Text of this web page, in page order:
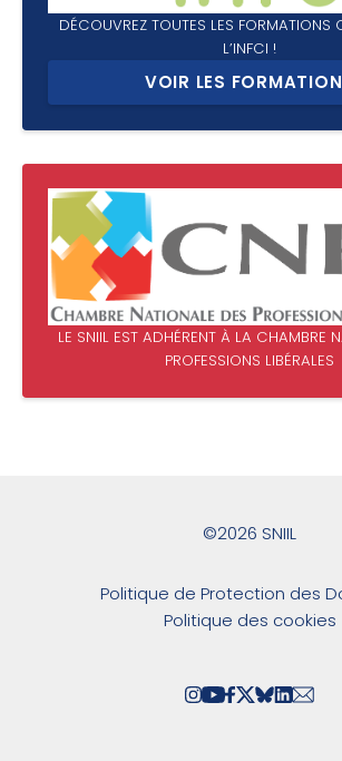
DÉCOUVREZ TOUTES LES FORMATIONS
L’INFCI !
VOIR LES
LE SNIIL EST ADHÉRENT À LA CHAMBRE
PROFESSIONS LIBÉRALES
©2026 SNIIL
Politique de Protection des
Politique des cookies